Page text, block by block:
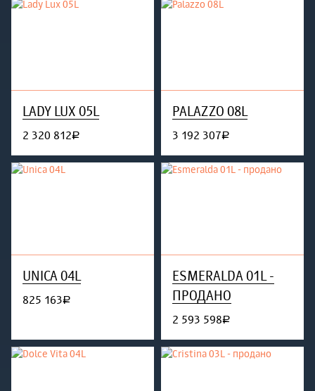
LADY LUX 05L
2 320 812руб.
PALAZZO 08L
3 192 307руб.
UNICA 04L
825 163руб.
ESMERALDA 01L -
ПРОДАНО
2 593 598руб.